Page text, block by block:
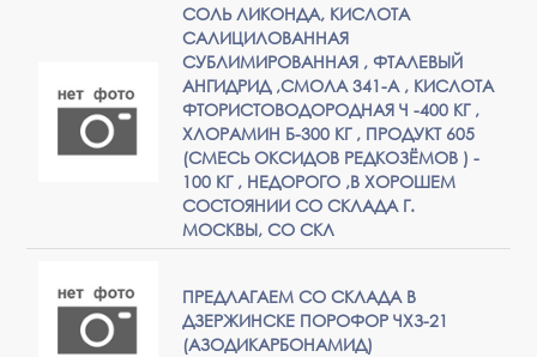
СОЛЬ ЛИКОНДА, КИСЛОТА
САЛИЦИЛОВАННАЯ
СУБЛИМИРОВАННАЯ , ФТАЛЕВЫЙ
АНГИДРИД ,СМОЛА 341-А , КИСЛОТА
ФТОРИСТОВОДОРОДНАЯ Ч -400 КГ ,
ХЛОРАМИН Б-300 КГ , ПРОДУКТ 605
(СМЕСЬ ОКСИДОВ РЕДКОЗЁМОВ ) -
100 КГ , НЕДОРОГО ,В ХОРОШЕМ
СОСТОЯНИИ СО СКЛАДА Г.
МОСКВЫ, СО СКЛ
ПРЕДЛАГАЕМ СО СКЛАДА В
ДЗЕРЖИНСКЕ ПОРОФОР ЧХЗ-21
(АЗОДИКАРБОНАМИД)